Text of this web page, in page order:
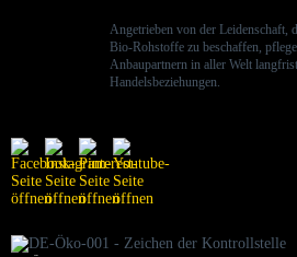
Angetrieben von der Leidenschaft,
Bio-Rohstoffe zu beschaffen,
Anbaupartnern in aller Welt
Handelsbeziehungen.